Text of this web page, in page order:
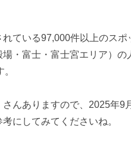
ている97,000件以上のスポ
・富士・富士宮エリア）の
んありますので、2025年9
にしてみてくださいね。